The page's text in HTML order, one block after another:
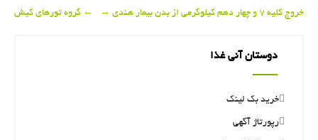
Post
←گروه تورهای كیش خروج كلیه ۷ و چهار دهم كیلوگرمی از بدن بیمار هندی →
دوستان آنی غذا
خرید بک لینک
رپورتاژ آگهی